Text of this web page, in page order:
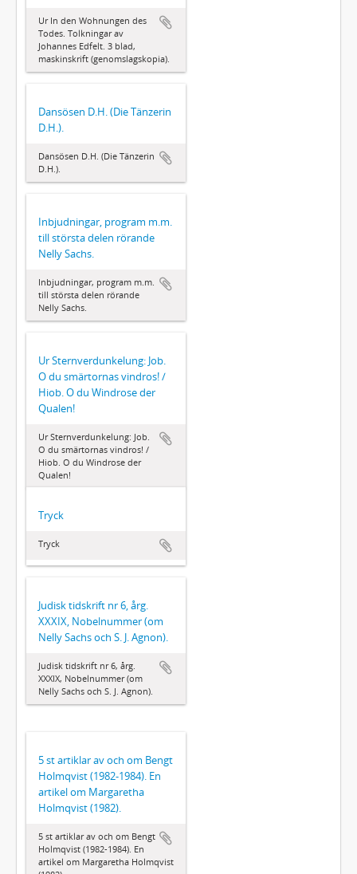
Ur In den Wohnungen des
Todes. Tolkningar av
Johannes Edfelt. 3 blad,
maskinskrift (genomslagskopia).
Dansösen D.H. (Die Tänzerin
D.H.).
Dansösen D.H. (Die Tänzerin
D.H.).
Inbjudningar, program m.m.
till största delen rörande
Nelly Sachs.
Inbjudningar, program m.m.
till största delen rörande
Nelly Sachs.
Ur Sternverdunkelung: Job.
O du smärtornas vindros! /
Hiob. O du Windrose der
Qualen!
Ur Sternverdunkelung: Job.
O du smärtornas vindros! /
Hiob. O du Windrose der
Qualen!
Tryck
Tryck
Judisk tidskrift nr 6, årg.
XXXIX, Nobelnummer (om
Nelly Sachs och S. J. Agnon).
Judisk tidskrift nr 6, årg.
XXXIX, Nobelnummer (om
Nelly Sachs och S. J. Agnon).
5 st artiklar av och om Bengt
Holmqvist (1982-1984). En
artikel om Margaretha
Holmqvist (1982).
5 st artiklar av och om Bengt
Holmqvist (1982-1984). En
artikel om Margaretha Holmqvist